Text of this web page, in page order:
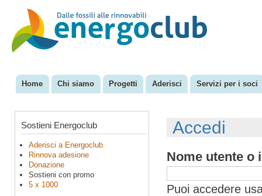
EnergoClub
per la
riconversione
del sistema
Menu principale
Home Chi siamo Progetti Aderisci Servizi per i soci
Sostieni Energoclub
Aderisci a Energoclub
Rinnova adesione
Donazione
Sostieni con promo
5 x 1000
Accedi
Nome utente
Puoi accedere